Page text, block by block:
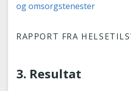
og omsorgstenester
RAPPORT FRA
3. Resultat